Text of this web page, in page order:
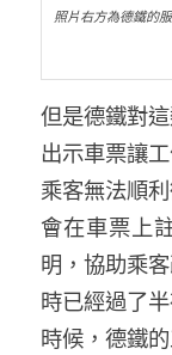
照片右方為德鐵的
但是德鐵對
出示車票讓
乘客無法順
會在車票上
明，協助乘
時已經過了
時候，德鐵